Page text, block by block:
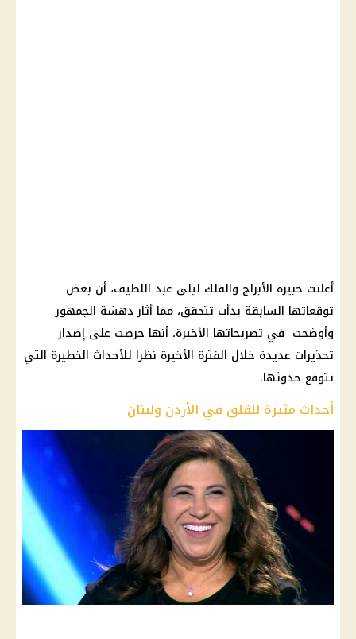
أعلنت خبيرة الأبراج والفلك ليلى عبد اللطيف، أن بعض
توقعاتها السابقة بدأت تتحقق، مما أثار دهشة الجمهور
وأوضحت في تصريحاتها الأخيرة، أنها حرصت على إصدار
تحذيرات عديدة خلال الفترة الأخيرة نظرا للأحداث الخطيرة التي
تتوقع حدوثها.
أحداث مثيرة للقلق في الأردن ولبنان